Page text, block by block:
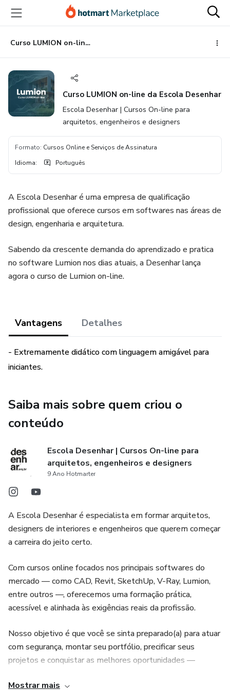
para
conteúdo
principal
para
pagamento
para
rodapé
Curso LUMION on-line da Escola Desenhar
Curso LUMION on-line da Escola Desenhar
Escola Desenhar | Cursos On-line para
arquitetos, engenheiros e designers
Formato: Cursos Online e Serviços de Assinatura
Idioma: Português
A Escola Desenhar é uma empresa de qualificação
profissional que oferece cursos em softwares nas áreas de
design, engenharia e arquitetura.
Sabendo da crescente demanda do aprendizado e pratica
no software Lumion nos dias atuais, a Desenhar lança
agora o curso de Lumion on-line.
Vantagens Detalhes
- Extremamente didático com linguagem amigável para
iniciantes.
Saiba mais sobre quem criou o
conteúdo
Escola Desenhar | Cursos On-line para
arquitetos, engenheiros e designers
9 Ano Hotmarter
A Escola Desenhar é especialista em formar arquitetos,
designers de interiores e engenheiros que querem começar
a carreira do jeito certo.
Com cursos online focados nos principais softwares do
mercado — como CAD, Revit, SketchUp, V-Ray, Lumion,
entre outros —, oferecemos uma formação prática,
acessível e alinhada às exigências reais da profissão.
Nosso objetivo é que você se sinta preparado(a) para atuar
com segurança, montar seu portfólio, precificar seus
projetos e conquistar as melhores oportunidades —
Mostrar mais